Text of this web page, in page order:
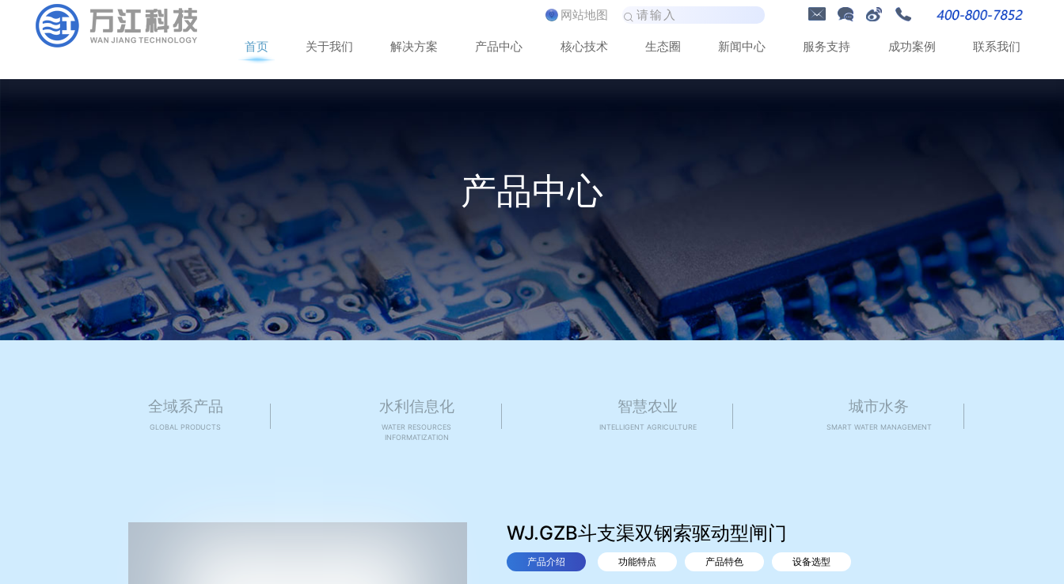
网站地图
首页 关于我们 解决方案 产品中心 核心技术 生态圈 新闻中心 服务支持 成功案例 联系我们
产品中心
全域系产品
GLOBAL PRODUCTS
水利信息化
WATER RESOURCES
INFORMATIZATION
智慧农业
INTELLIGENT AGRICULTURE
城市水务
SMART WATER MANAGEMENT
WJ.GZB斗支渠双钢索驱动型闸门
产品介绍 功能特点 产品特色 设备选型